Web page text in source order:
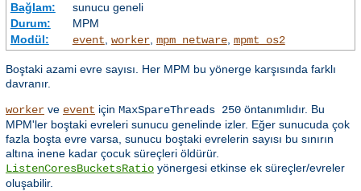
Bağlam:
sunucu geneli
Durum:
MPM
Modül:
event, worker, mpm_netware, mpmt_os2
Boştaki azami evre sayısı. Her MPM bu yönerge karşısında farklı
davranır.
worker ve event için MaxSpareThreads 250 öntanımlıdır. Bu
MPM'ler boştaki evreleri sunucu genelinde izler. Eğer sunucuda çok
fazla boşta evre varsa, sunucu boştaki evrelerin sayısı bu sınırın
altına inene kadar çocuk süreçleri öldürür.
ListenCoresBucketsRatio yönergesi etkinse ek süreçler/evreler
oluşabilir.